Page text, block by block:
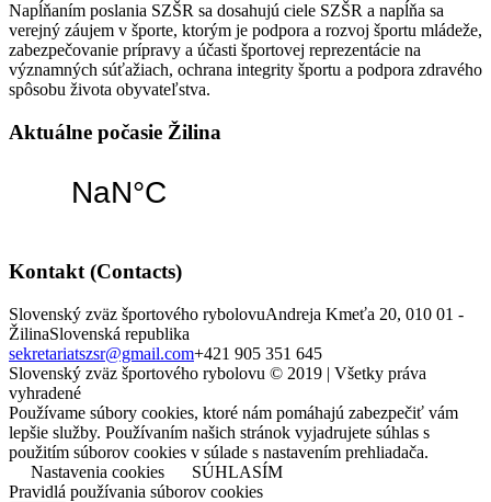
Napĺňaním poslania SZŠR sa dosahujú ciele SZŠR a napĺňa sa
verejný záujem v športe, ktorým je podpora a rozvoj športu mládeže,
zabezpečovanie prípravy a účasti športovej reprezentácie na
významných súťažiach, ochrana integrity športu a podpora zdravého
spôsobu života obyvateľstva.
Aktuálne počasie Žilina
Kontakt (Contacts)
Slovenský zväz športového rybolovuAndreja Kmeťa 20, 010 01 -
ŽilinaSlovenská republika
sekretariatszsr@gmail.com+421 905 351 645
Slovenský zväz športového rybolovu © 2019 | Všetky práva
vyhradené
Používame súbory cookies, ktoré nám pomáhajú zabezpečiť vám
lepšie služby. Používaním našich stránok vyjadrujete súhlas s
použitím súborov cookies v súlade s nastavením prehliadača.
Nastavenia cookies
SÚHLASÍM
Pravidlá používania súborov cookies